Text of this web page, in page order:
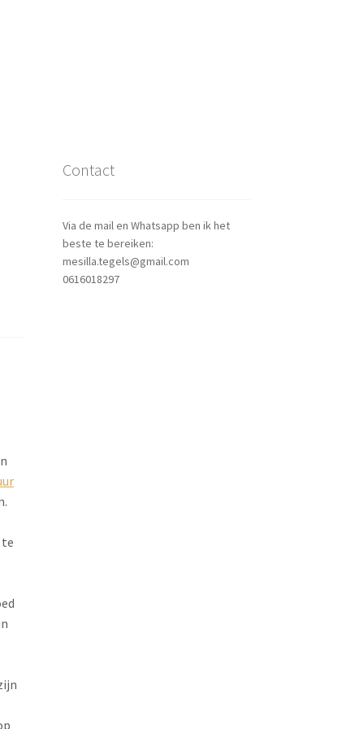
te
Contact
Via de mail en Whatsapp ben ik het
beste te bereiken:
mesilla.tegels@gmail.com
0616018297